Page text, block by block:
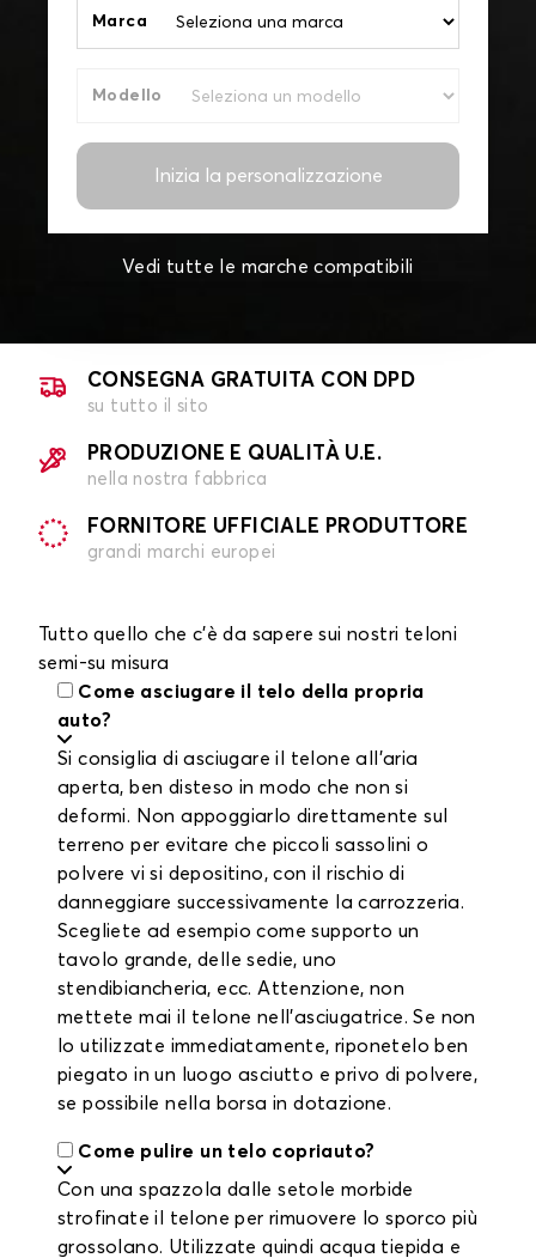
Marca
Modello
Inizia la personalizzazione
Vedi tutte le marche compatibili
CONSEGNA GRATUITA CON DPD
su tutto il sito
PRODUZIONE E QUALITÀ U.E.
nella nostra fabbrica
FORNITORE UFFICIALE PRODUTTORE
grandi marchi europei
Tutto quello che c'è da sapere sui nostri teloni
semi-su misura
Come asciugare il telo della propria
auto?
Si consiglia di asciugare il telone all'aria
aperta, ben disteso in modo che non si
deformi. Non appoggiarlo direttamente sul
terreno per evitare che piccoli sassolini o
polvere vi si depositino, con il rischio di
danneggiare successivamente la carrozzeria.
Scegliete ad esempio come supporto un
tavolo grande, delle sedie, uno
stendibiancheria, ecc. Attenzione, non
mettete mai il telone nell'asciugatrice. Se non
lo utilizzate immediatamente, riponetelo ben
piegato in un luogo asciutto e privo di polvere,
se possibile nella borsa in dotazione.
Come pulire un telo copriauto?
Con una spazzola dalle setole morbide
strofinate il telone per rimuovere lo sporco più
grossolano. Utilizzate quindi acqua tiepida e